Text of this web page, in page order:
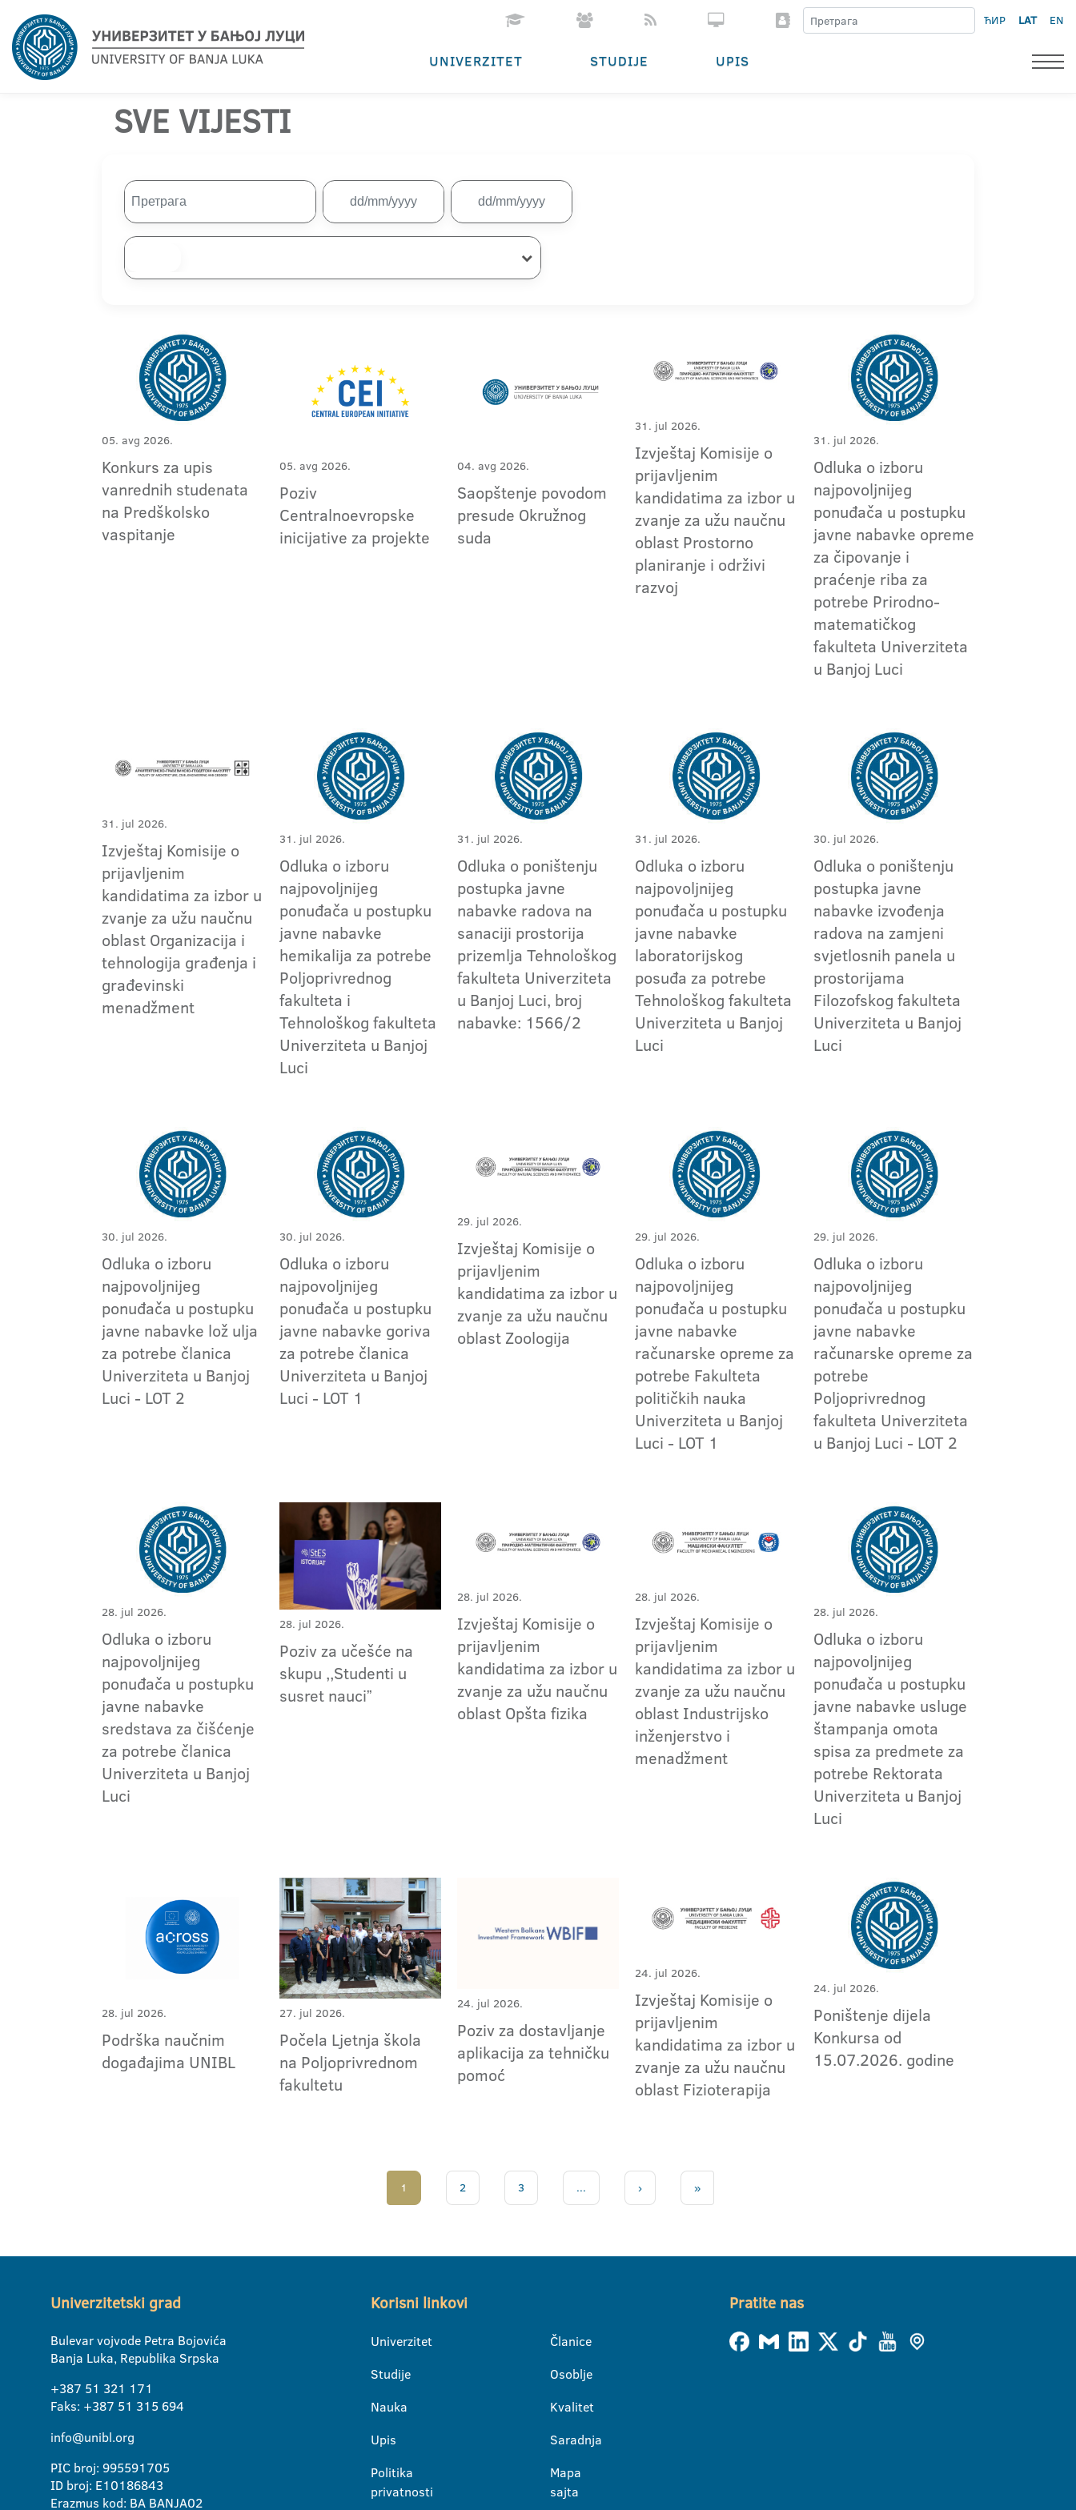
ЋИР LAT EN
UNIVERZITET STUDIJE UPIS
SVE VIJESTI
05. avg 2026.
Konkurs za upis
vanrednih studenata
na Predškolsko
vaspitanje
05. avg 2026.
Poziv
Centralnoevropske
inicijative za projekte
04. avg 2026.
Saopštenje povodom
presude Okružnog
suda
31. jul 2026.
Izvještaj Komisije o
prijavljenim
kandidatima za izbor u
zvanje za užu naučnu
oblast Prostorno
planiranje i održivi
razvoj
31. jul 2026.
Odluka o izboru
najpovoljnijeg
ponuđača u postupku
javne nabavke opreme
za čipovanje i
praćenje riba za
potrebe Prirodno-
matematičkog
fakulteta Univerziteta
u Banjoj Luci
31. jul 2026.
Izvještaj Komisije o
prijavljenim
kandidatima za izbor u
zvanje za užu naučnu
oblast Organizacija i
tehnologija građenja i
građevinski
menadžment
31. jul 2026.
Odluka o izboru
najpovoljnijeg
ponuđača u postupku
javne nabavke
hemikalija za potrebe
Poljoprivrednog
fakulteta i
Tehnološkog fakulteta
Univerziteta u Banjoj
Luci
31. jul 2026.
Odluka o poništenju
postupka javne
nabavke radova na
sanaciji prostorija
prizemlja Tehnološkog
fakulteta Univerziteta
u Banjoj Luci, broj
nabavke: 1566/2
31. jul 2026.
Odluka o izboru
najpovoljnijeg
ponuđača u postupku
javne nabavke
laboratorijskog
posuđa za potrebe
Tehnološkog fakulteta
Univerziteta u Banjoj
Luci
30. jul 2026.
Odluka o poništenju
postupka javne
nabavke izvođenja
radova na zamjeni
svjetlosnih panela u
prostorijama
Filozofskog fakulteta
Univerziteta u Banjoj
Luci
30. jul 2026.
Odluka o izboru
najpovoljnijeg
ponuđača u postupku
javne nabavke lož ulja
za potrebe članica
Univerziteta u Banjoj
Luci - LOT 2
30. jul 2026.
Odluka o izboru
najpovoljnijeg
ponuđača u postupku
javne nabavke goriva
za potrebe članica
Univerziteta u Banjoj
Luci - LOT 1
29. jul 2026.
Izvještaj Komisije o
prijavljenim
kandidatima za izbor u
zvanje za užu naučnu
oblast Zoologija
29. jul 2026.
Odluka o izboru
najpovoljnijeg
ponuđača u postupku
javne nabavke
računarske opreme za
potrebe Fakulteta
političkih nauka
Univerziteta u Banjoj
Luci - LOT 1
29. jul 2026.
Odluka o izboru
najpovoljnijeg
ponuđača u postupku
javne nabavke
računarske opreme za
potrebe
Poljoprivrednog
fakulteta Univerziteta
u Banjoj Luci - LOT 2
28. jul 2026.
Odluka o izboru
najpovoljnijeg
ponuđača u postupku
javne nabavke
sredstava za čišćenje
za potrebe članica
Univerziteta u Banjoj
Luci
28. jul 2026.
Poziv za učešće na
skupu ,,Studenti u
susret nauciˮ
28. jul 2026.
Izvještaj Komisije o
prijavljenim
kandidatima za izbor u
zvanje za užu naučnu
oblast Opšta fizika
28. jul 2026.
Izvještaj Komisije o
prijavljenim
kandidatima za izbor u
zvanje za užu naučnu
oblast Industrijsko
inženjerstvo i
menadžment
28. jul 2026.
Odluka o izboru
najpovoljnijeg
ponuđača u postupku
javne nabavke usluge
štampanja omota
spisa za predmete za
potrebe Rektorata
Univerziteta u Banjoj
Luci
28. jul 2026.
Podrška naučnim
događajima UNIBL
27. jul 2026.
Počela Ljetnja škola
na Poljoprivrednom
fakultetu
24. jul 2026.
Poziv za dostavljanje
aplikacija za tehničku
pomoć
24. jul 2026.
Izvještaj Komisije o
prijavljenim
kandidatima za izbor u
zvanje za užu naučnu
oblast Fizioterapija
24. jul 2026.
Poništenje dijela
Konkursa od
15.07.2026. godine
1 2 3 ... › »
Univerzitetski grad
Bulevar vojvode Petra Bojovića
Banja Luka, Republika Srpska
+387 51 321 171
Faks: +387 51 315 694
info@unibl.org
PIC broj: 995591705
ID broj: E10186843
Erazmus kod: BA BANJA02
Korisni linkovi
Univerzitet
Studije
Nauka
Upis
Politika
privatnosti
Članice
Osoblje
Kvalitet
Saradnja
Mapa
sajta
Pratite nas